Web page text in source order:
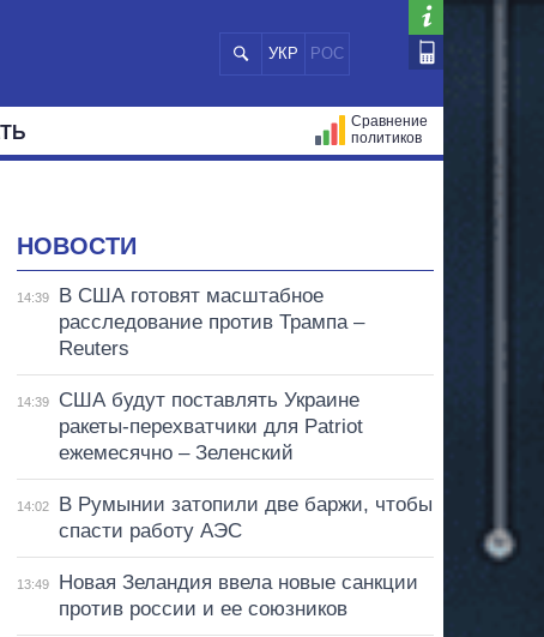
УКР РОС
Сравнение
политиков
НОВОСТИ
14:39
В США готовят масштабное
расследование против Трампа –
Reuters
14:39
США будут поставлять Украине
ракеты-перехватчики для Patriot
ежемесячно – Зеленский
14:02
В Румынии затопили две баржи, чтобы
спасти работу АЭС
13:49
Новая Зеландия ввела новые санкции
против россии и ее союзников